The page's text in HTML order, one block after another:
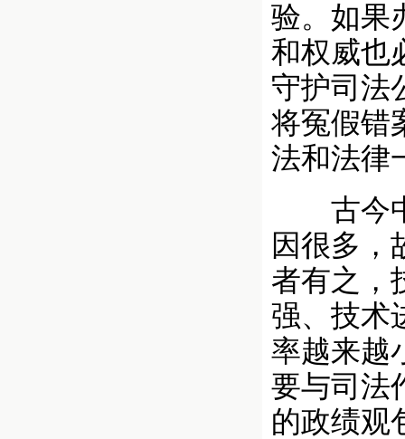
验。如果
和权威也
守护司法
将冤假错
法和法律
古今中
因很多，
者有之，
强、技术
率越来越
要与司法
的政绩观